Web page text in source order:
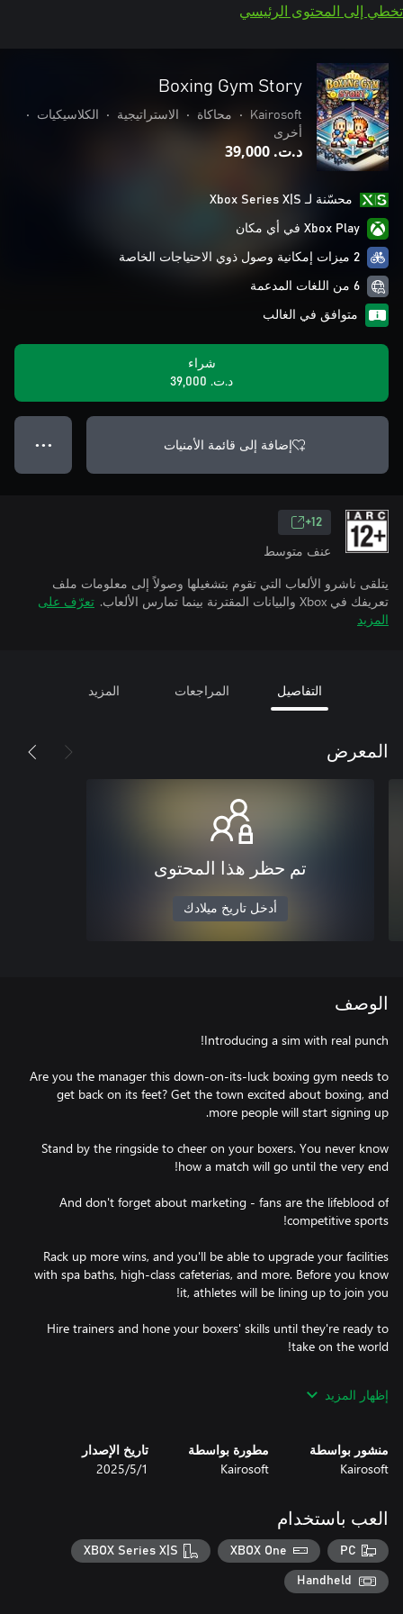
تخطي إلى المحتوى الرئيسي
Boxing Gym Story
Kairosoft
• محاكاة • الاستراتيجية • الكلاسيكيات
•
أخرى
د.ت.‏ 39,000
محسّنة لـ Xbox Series X|S
Xbox Play في أي مكان
2 ميزات إمكانية وصول ذوي الاحتياجات الخاصة
6 من اللغات المدعمة
متوافق في الغالب
شراء
د.ت.‏ 39,000
إضافة إلى قائمة الأمنيات ● ● ●
12+
عنف متوسط
يتلقى ناشرو الألعاب التي تقوم بتشغيلها وصولاً إلى معلومات ملف
تعريفك في Xbox والبيانات المقترنة بينما تمارس الألعاب.
تعرّف على
المزيد
التفاصيل المراجعات المزيد
المعرض
تم حظر هذا المحتوى
أدخل تاريخ ميلادك
الوصف
Are you the manager this down-on-its-luck boxing gym needs to
get back on its feet? Get the town excited about boxing, and
Stand by the ringside to cheer on your boxers. You never know
And don't forget about marketing - fans are the lifeblood of
Rack up more wins, and you'll be able to upgrade your facilities
with spa baths, high-class cafeterias, and more. Before you know
Hire trainers and hone your boxers' skills until they're ready to
choice, creating the perfect environment for fostering boxing
latest management sim game!
إظهار المزيد
منشور بواسطة
Kairosoft
مطورة بواسطة
Kairosoft
تاريخ الإصدار
1‏/5‏/2025
العب باستخدام
PC
XBOX One
XBOX Series X|S
Handheld